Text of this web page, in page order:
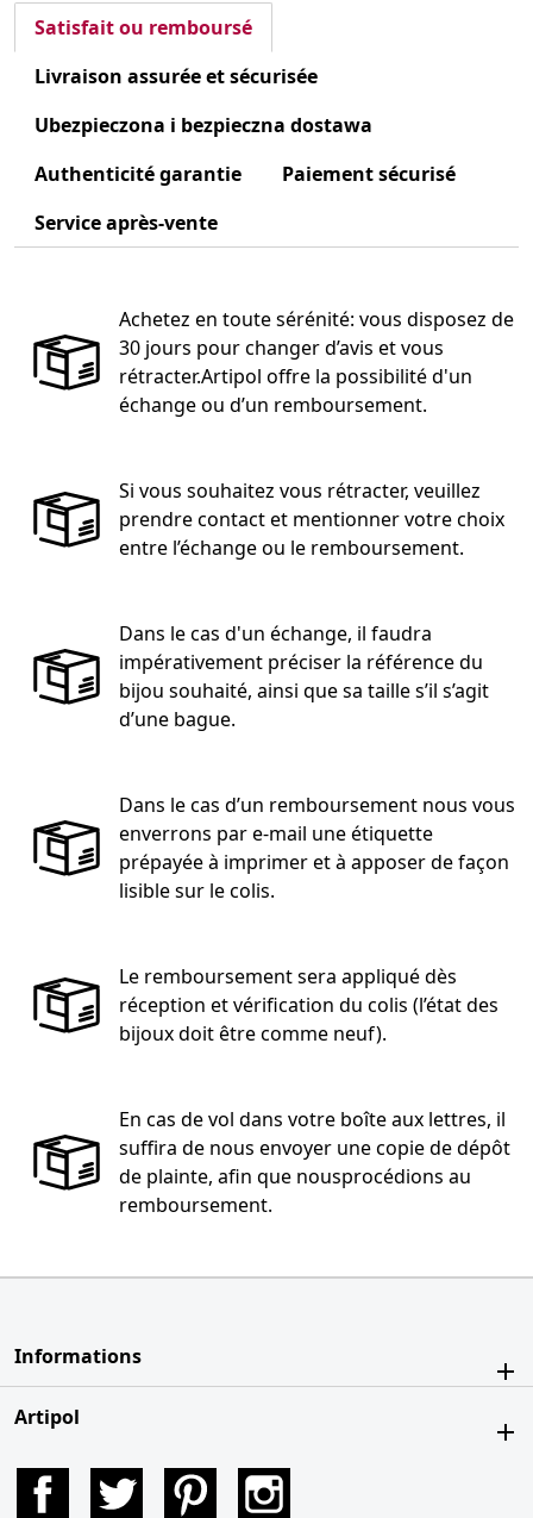
Satisfait ou remboursé
Livraison assurée et sécurisée
Ubezpieczona i bezpieczna dostawa
Authenticité garantie
Paiement sécurisé
Service après-vente
Achetez en toute sérénité: vous disposez de
30 jours pour changer d’avis et vous
rétracter.Artipol offre la possibilité d'un
échange ou d’un remboursement.
Si vous souhaitez vous rétracter, veuillez
prendre contact et mentionner votre choix
entre l’échange ou le remboursement.
Dans le cas d'un échange, il faudra
impérativement préciser la référence du
bijou souhaité, ainsi que sa taille s’il s’agit
d’une bague.
Dans le cas d’un remboursement nous vous
enverrons par e-mail une étiquette
prépayée à imprimer et à apposer de façon
lisible sur le colis.
Le remboursement sera appliqué dès
réception et vérification du colis (l’état des
bijoux doit être comme neuf).
En cas de vol dans votre boîte aux lettres, il
suffira de nous envoyer une copie de dépôt
de plainte, afin que nousprocédions au
remboursement.
Informations
Artipol
Facebook Twitter Pinterest